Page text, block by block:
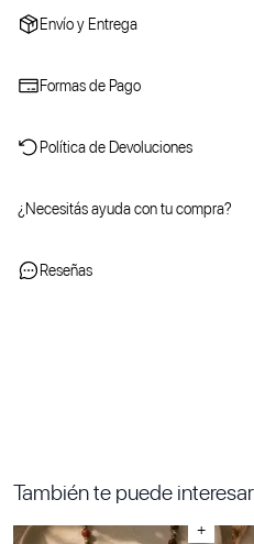
Envío y Entrega
Formas de Pago
Política de Devoluciones
¿Necesitás ayuda con tu compra?
Reseñas
También te puede interesar
+